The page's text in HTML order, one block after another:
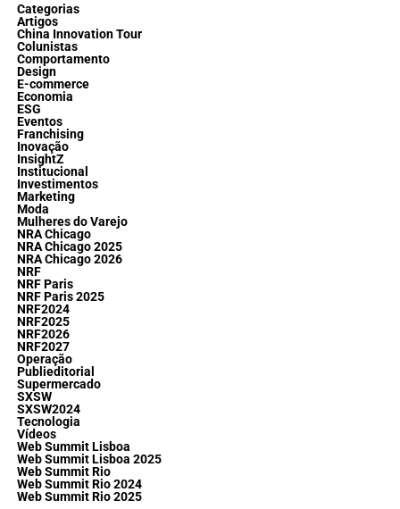
Categorias
Artigos
China Innovation Tour
Colunistas
Comportamento
Design
E-commerce
Economia
ESG
Eventos
Franchising
Inovação
InsightZ
Institucional
Investimentos
Marketing
Moda
Mulheres do Varejo
NRA Chicago
NRA Chicago 2025
NRA Chicago 2026
NRF
NRF Paris
NRF Paris 2025
NRF2024
NRF2025
NRF2026
NRF2027
Operação
Publieditorial
Supermercado
SXSW
SXSW2024
Tecnologia
Vídeos
Web Summit Lisboa
Web Summit Lisboa 2025
Web Summit Rio
Web Summit Rio 2024
Web Summit Rio 2025